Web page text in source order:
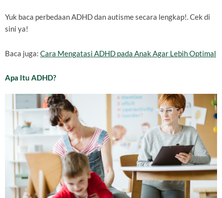
Yuk baca perbedaan ADHD dan autisme secara lengkap!. Cek di
sini ya!
Baca juga: Cara Mengatasi ADHD pada Anak Agar Lebih Optimal
Apa Itu ADHD?